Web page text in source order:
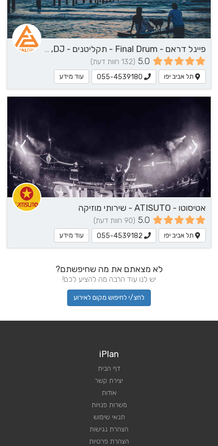
פיינל דראם - Final Drum - תקליטנים - DJ, נגן / הרכב מוזיקלי, שירותי מוזיקה
5.0 (132 חוות דעת)
תל אביב יפו 055-4539180 עוד מידע
אטיסוטו - ATISUTO - שירותי מוזיקה
5.0 (90 חוות דעת)
תל אביב יפו 055-4539182 עוד מידע
לא מצאתם את מה שחיפשתם?
יש לנו עוד הרבה מה להציע לכם!
לחצ/י לחיפוש מקום לאירוע
iPlan
דף הבית
יצירת קשר
אודות
משרות פנויות
תנאי שימוש
הצהרת נגישות
הצהרת פרטיות